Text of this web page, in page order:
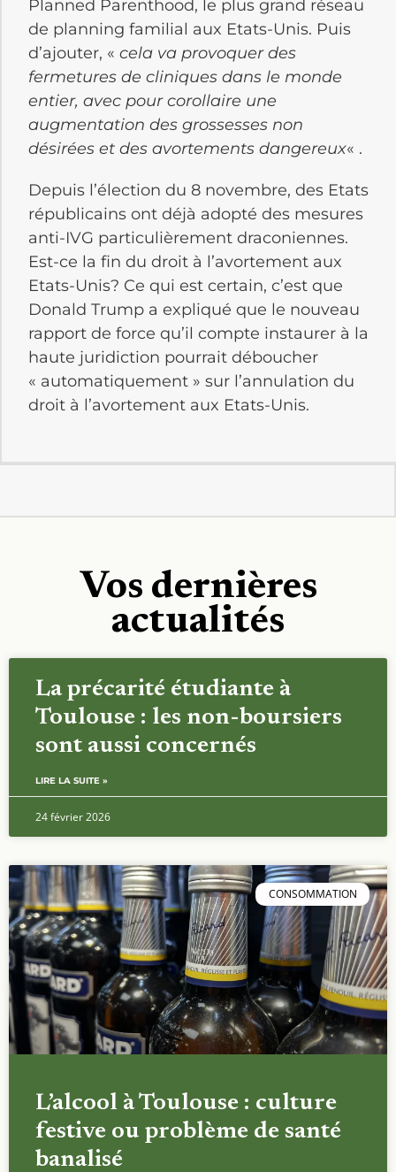
Planned Parenthood, le plus grand réseau
de planning familial aux Etats-Unis. Puis
d’ajouter, « cela va provoquer des
fermetures de cliniques dans le monde
entier, avec pour corollaire une
augmentation des grossesses non
désirées et des avortements dangereux« .
Depuis l’élection du 8 novembre, des Etats
républicains ont déjà adopté des mesures
anti-IVG particulièrement draconiennes.
Est-ce la fin du droit à l’avortement aux
Etats-Unis? Ce qui est certain, c’est que
Donald Trump a expliqué que le nouveau
rapport de force qu’il compte instaurer à la
haute juridiction pourrait déboucher
« automatiquement » sur l’annulation du
droit à l’avortement aux Etats-Unis.
Vos dernières
actualités
La précarité étudiante à
Toulouse : les non-boursiers
sont aussi concernés
LIRE LA SUITE »
24 février 2026
CONSOMMATION
L’alcool à Toulouse : culture
festive ou problème de santé
banalisé